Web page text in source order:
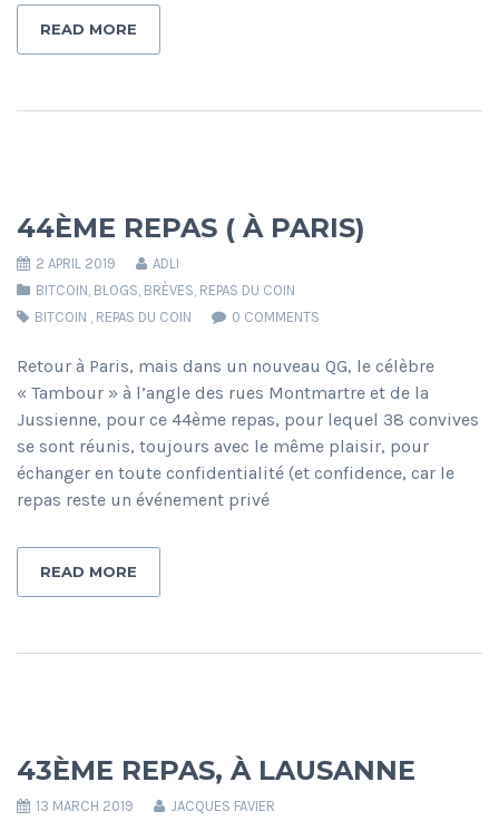
READ MORE
44ÈME REPAS ( À PARIS)
2 APRIL 2019
ADLI
BITCOIN, BLOGS, BRÈVES, REPAS DU COIN
BITCOIN , REPAS DU COIN 0 COMMENTS
Retour à Paris, mais dans un nouveau QG, le célèbre
« Tambour » à l’angle des rues Montmartre et de la
Jussienne, pour ce 44ème repas, pour lequel 38 convives
se sont réunis, toujours avec le même plaisir, pour
échanger en toute confidentialité (et confidence, car le
repas reste un événement privé
READ MORE
43ÈME REPAS, À LAUSANNE
13 MARCH 2019
JACQUES FAVIER